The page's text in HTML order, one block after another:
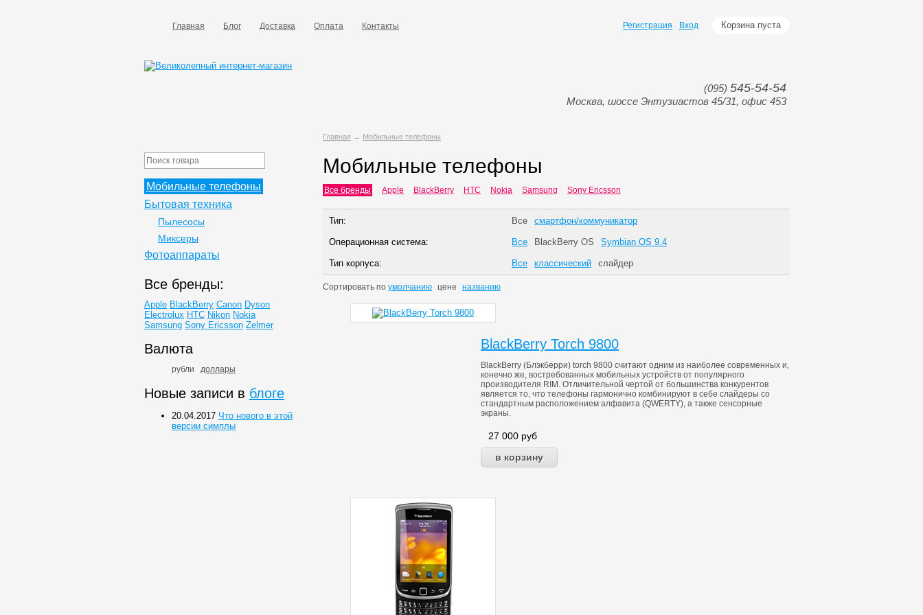
Главная Блог Доставка Оплата Контакты Корзина пуста
Регистрация Вход
(095) 545-54-54
Москва, шоссе Энтузиастов 45/31, офис 453
Главная → Мобильные телефоны
Мобильные телефоны
Все бренды Apple BlackBerry HTC Nokia Samsung Sony Ericsson
Тип: Все смартфон/коммуникатор
Операционная система: Все BlackBerry OS Symbian OS 9.4
Тип корпуса: Все классический слайдер
Сортировать по умолчанию цене названию
BlackBerry Torch 9800
BlackBerry (Блэкберри) torch 9800 считают одним из наиболее современных и,
конечно же, востребованных мобильных устройств от популярного
производителя RIM. Отличительной чертой от большинства конкурентов
является то, что телефоны гармонично комбинируют в себе слайдеры со
стандартным расположением алфавита (QWERTY), а также сенсорные
экраны.
27 000 руб
Мобильные телефоны
Бытовая техника
Пылесосы
Миксеры
Фотоаппараты
Все бренды:
Apple BlackBerry Canon Dyson
Electrolux HTC Nikon Nokia
Samsung Sony Ericsson Zelmer
Валюта
рубли доллары
Новые записи в блоге
20.04.2017 Что нового в этой
версии симплы